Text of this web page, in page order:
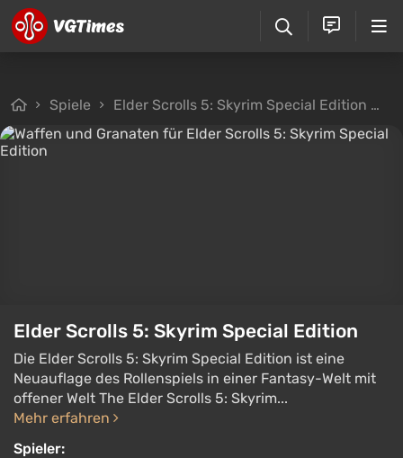
Spiele Elder Scrolls 5: Skyrim Special Edition
Elder Scrolls 5: Skyrim Special Edition
Die Elder Scrolls 5: Skyrim Special Edition ist eine
Neuauflage des Rollenspiels in einer Fantasy-Welt mit
offener Welt The Elder Scrolls 5: Skyrim...
Mehr erfahren
Spieler: